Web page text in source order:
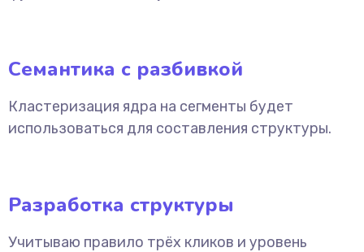
Семантика с разбивкой
Кластеризация ядра на сегменты будет
использоваться для составления структуры.
Разработка структуры
Учитываю правило трёх кликов и уровень